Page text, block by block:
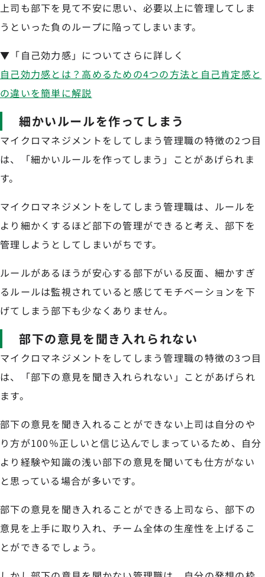
上司も部下を見て不安に思い、必要以上に管理してしま
うといった負のループに陥ってしまいます。
▼「自己効力感」についてさらに詳しく
自己効力感とは？高めるための4つの方法と自己肯定感と
の違いを簡単に解説
細かいルールを作ってしまう
マイクロマネジメントをしてしまう管理職の特徴の2つ目
は、「細かいルールを作ってしまう」ことがあげられま
す。
マイクロマネジメントをしてしまう管理職は、ルールを
より細かくするほど部下の管理ができると考え、部下を
管理しようとしてしまいがちです。
ルールがあるほうが安心する部下がいる反面、細かすぎ
るルールは監視されていると感じてモチベーションを下
げてしまう部下も少なくありません。
部下の意見を聞き入れられない
マイクロマネジメントをしてしまう管理職の特徴の3つ目
は、「部下の意見を聞き入れられない」ことがあげられ
ます。
部下の意見を聞き入れることができない上司は自分のや
り方が100％正しいと信じ込んでしまっているため、自分
より経験や知識の浅い部下の意見を聞いても仕方がない
と思っている場合が多いです。
部下の意見を聞き入れることができる上司なら、部下の
意見を上手に取り入れ、チーム全体の生産性を上げるこ
とができるでしょう。